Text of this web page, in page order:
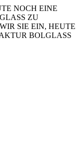
NOCH EINE
ZU
SIE EIN, HEUTE
BOLGLASS